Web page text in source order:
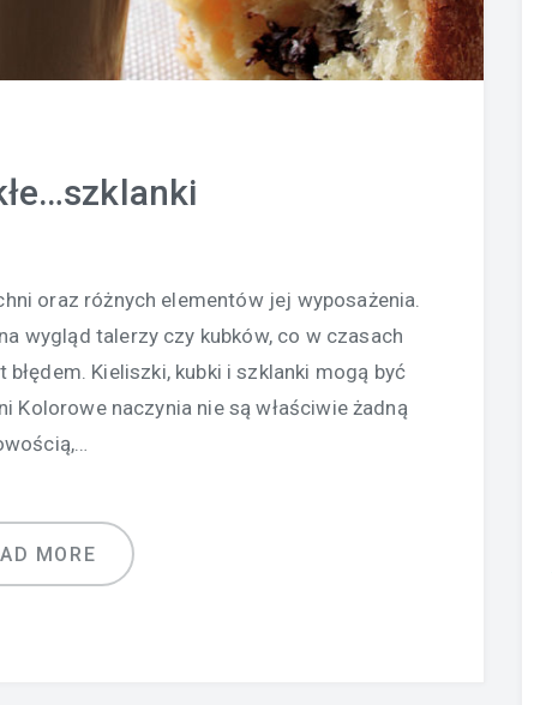
oraz różnych elementów jej wyposażenia.
wygląd talerzy czy kubków, co w czasach
Kieliszki, kubki i szklanki mogą być
Kolorowe naczynia nie są właściwie żadną
MORE